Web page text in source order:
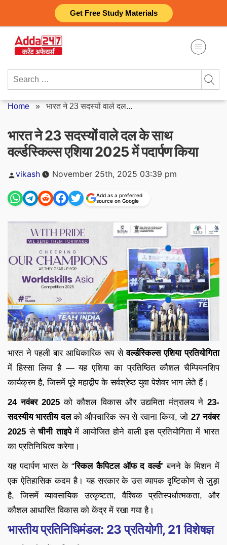
Get Free Study Materials
content
Search
Home » भारत ने 23 सदस्यों वाले दल...
भारत ने 23 सदस्यों वाले दल के साथ
वर्ल्डस्किल्स एशिया 2025 में पदार्पण किया
Posted
vikash November 25th, 2025 03:39 pm
Add as a preferred
source on Google
भारत ने पहली बार आधिकारिक रूप सेवर्ल्डस्किल्स एशिया प्रतियोगिता
में हिस्सा लिया है — यह एशिया का प्रतिष्ठित कौशल चैम्पियनशिप
कार्यक्रम है, जिसमें पूरे महाद्वीप के सर्वश्रेष्ठ युवा पेशेवर भाग लेते हैं।
24 नवंबर 2025 को कौशल विकास और उद्यमिता मंत्रालय ने23-
सदस्यीय भारतीय दलको औपचारिक रूप से रवाना किया, जो 27 नवंबर
2025 सेचीनी ताइपेमें आयोजित होने वाली इस प्रतियोगिता में भारत
का प्रतिनिधित्व करेगा।
यह पदार्पण भारत के “स्किल कैपिटल ऑफ द वर्ल्ड” बनने के मिशन में
एक ऐतिहासिक कदम है। यह सरकार के उस व्यापक दृष्टिकोण से जुड़ा
है, जिसमें व्यावसायिक उत्कृष्टता, वैश्विक प्रतिस्पर्धात्मकता, और
कौशल आधारित विकास को केंद्र में रखा गया है।
भारतीय प्रतिनिधिमंडल: 23 प्रतियोगी, 21 विशेषज्ञ